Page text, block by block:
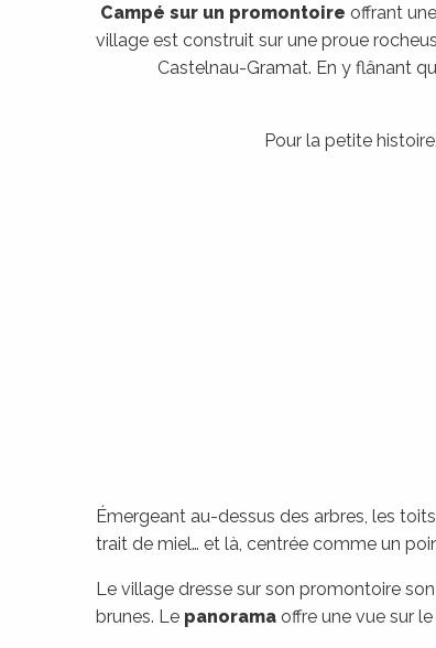
Campé sur un promontoire offrant
village est construit sur une proue
Castelnau-Gramat. En y flânant
Pour la petite
Émergeant au-dessus des arbres, les
trait de miel… et là, centrée comme un
Le village dresse sur son promontoire son
brunes. Le panorama offre une vue sur le